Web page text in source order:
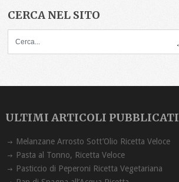
CERCA NEL SITO
ULTIMI ARTICOLI PUBBLICATI
Melanzane Arrosto Sott’Olio Ricetta ‏Veloce
Pasta al Tonno, Ricetta Veloce
Pasticcio di Peperoni Ricetta Vegetariana